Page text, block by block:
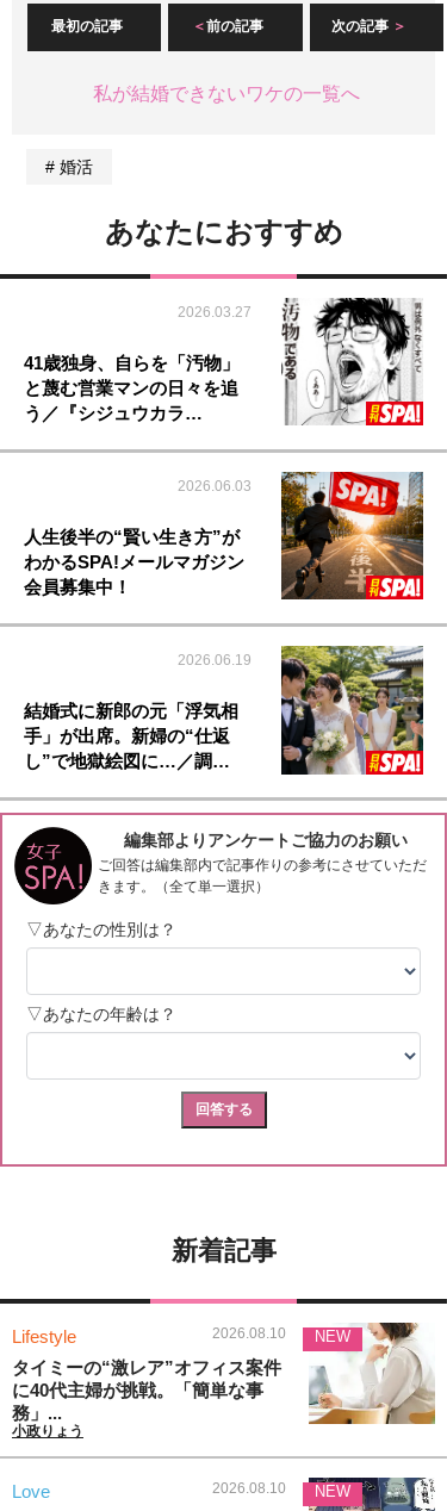
最初の記事 前の記事 次の記事
私が結婚できないワケの一覧へ
婚活
あなたにおすすめ
2026.03.27
41歳独身、自らを「汚物」
と蔑む営業マンの日々を追
う／『シジュウカラ…
2026.06.03
人生後半の“賢い生き方”が
わかるSPA!メールマガジン
会員募集中！
2026.06.19
結婚式に新郎の元「浮気相
手」が出席。新婦の“仕返
し”で地獄絵図に…／調…
新着記事
Lifestyle 2026.08.10
タイミーの“激レア”オフィス案件
に40代主婦が挑戦。「簡単な事
務」...
小政りょう
NEW
Love 2026.08.10 NEW